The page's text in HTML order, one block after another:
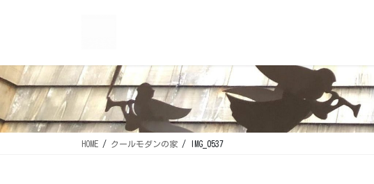
ツ
に
移
動
シ
ョ
ン
に
HOME クールモダンの家 IMG_0537